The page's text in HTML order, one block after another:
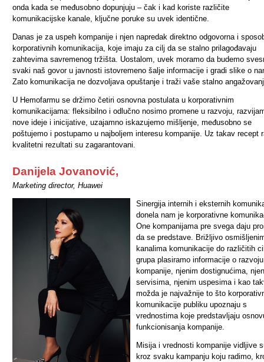
onda kada se međusobno dopunjuju – čak i kad koriste različite
komunikacijske kanale, ključne poruke su uvek identične.
Danas je za uspeh kompanije i njen napredak direktno odgovorna i
korporativnih komunikacija, koje imaju za cilj da se stalno prilagođavaju
zahtevima savremenog tržišta. Uostalom, uvek moramo da budemo
svaki naš govor u javnosti istovremeno šalje informacije i gradi slike o
Zato komunikacija ne dozvoljava opuštanje i traži vaše stalno
U Hemofarmu se držimo četiri osnovna postulata u korporativnim
komunikacijama: fleksibilno i odlučno nosimo promene u razvoju,
nove ideje i inicijative, uzajamno iskazujemo mišljenje, međusobno se
poštujemo i postupamo u najboljem interesu kompanije. Uz takav recept
kvalitetni rezultati su zagarantovani.
Danijela Jovanović,
Marketing director, Huawei
Sinergija internih i eksternih
donela nam je korporativne
One kompanijama pre svega daju
da se predstave. Brižljivo
kanalima komunikacije do različitih
grupa plasiramo informacije o razvoju
kompanije, njenim dostignućima,
servisima, njenim uspesima i kao
možda je najvažnije to što
komunikacije publiku upoznaju s
vrednostima koje predstavljaju
funkcionisanja kompanije.
Misija i vrednosti kompanije vidljive
kroz svaku kampanju koju radimo,